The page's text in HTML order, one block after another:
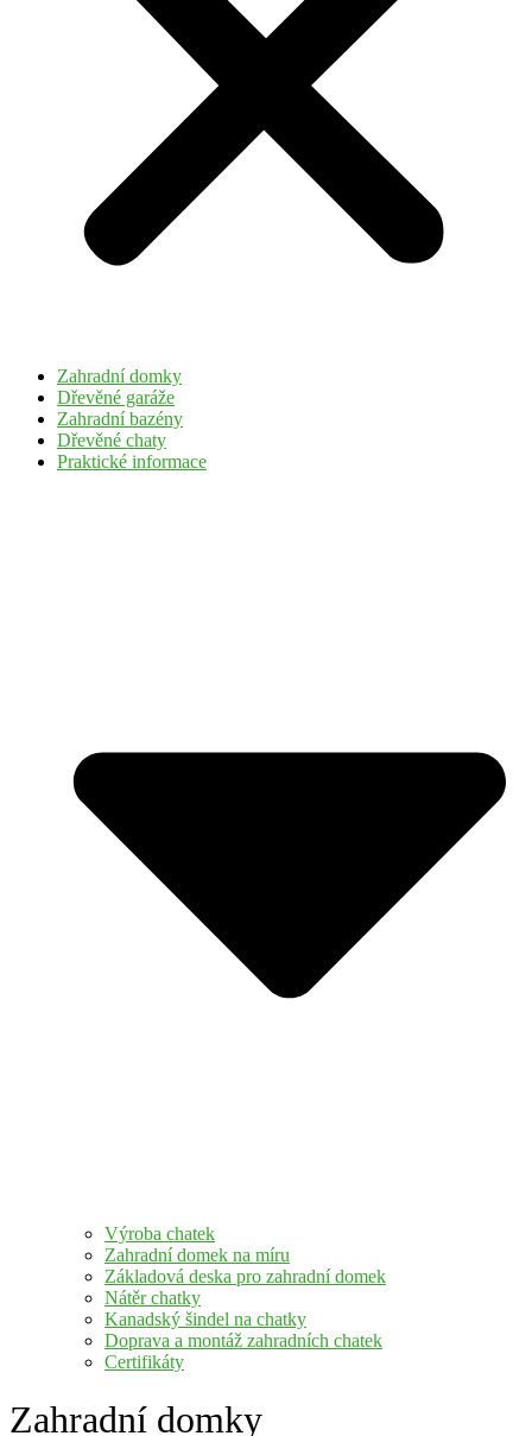
Zahradní domky
Dřevěné garáže
Zahradní bazény
Dřevěné chaty
Praktické informace
Výroba chatek
Zahradní domek na míru
Základová deska pro zahradní domek
Nátěr chatky
Kanadský šindel na chatky
Doprava a montáž zahradních chatek
Certifikáty
Zahradní domky